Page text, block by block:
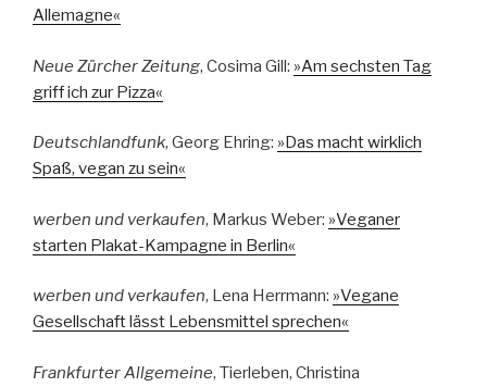
Allemagne«
Neue Zürcher Zeitung, Cosima Gill: »Am sechsten Tag
griff ich zur Pizza«
Deutschlandfunk, Georg Ehring: »Das macht wirklich
Spaß, vegan zu sein«
werben und verkaufen, Markus Weber: »Veganer
starten Plakat-Kampagne in Berlin«
werben und verkaufen, Lena Herrmann: »Vegane
Gesellschaft lässt Lebensmittel sprechen«
Frankfurter Allgemeine, Tierleben, Christina